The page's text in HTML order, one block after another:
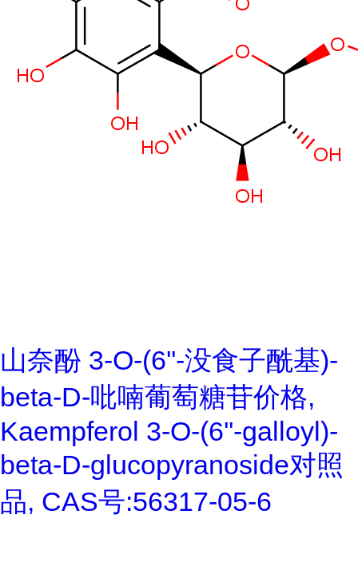
山奈酚 3-O-(6''-没食子酰基)-
beta-D-吡喃葡萄糖苷价格,
Kaempferol 3-O-(6''-galloyl)-
beta-D-glucopyranoside对照
品, CAS号:56317-05-6